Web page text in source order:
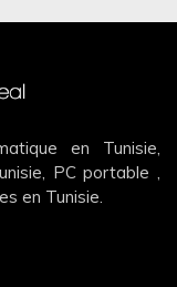
en Tunisie,
PC portable ,
en Tunisie.